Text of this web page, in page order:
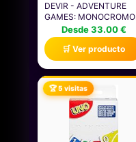
DEVIR - ADVENTURE
GAMES: MONOCROMO
S.A., JUEGO DE MESA,
JUEGO DE MESA DE
MISTERIO (BGAGMOSP)
Desde 33.00 €
🛒 Ver producto
🏆 5 visitas